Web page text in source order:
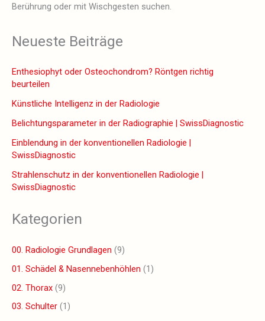
Berührung oder mit Wischgesten suchen.
Neueste Beiträge
Enthesiophyt oder Osteochondrom? Röntgen richtig
beurteilen
Künstliche Intelligenz in der Radiologie
Belichtungsparameter in der Radiographie | SwissDiagnostic
Einblendung in der konventionellen Radiologie |
SwissDiagnostic
Strahlenschutz in der konventionellen Radiologie |
SwissDiagnostic
Kategorien
00. Radiologie Grundlagen (9)
01. Schädel & Nasennebenhöhlen (1)
02. Thorax (9)
03. Schulter (1)